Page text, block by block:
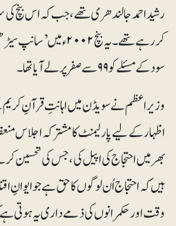
رشید احمد جالندھری تھے، جب کہ اس بنچ کی
کر رہے تھے۔یہ بنچ
سود کے مسئلے کو ۹۹سے صفر پر لے آیاتھا۔
وزیر اعظم نے سویڈن میں اہانتِ قرآنِ
اظہار کے لیے پارلیمنٹ کا مشترکہ اجلاس
بھر میں احتجاج کی اپیل کی، جس کی تحسین
ہیں کہ احتجاج اُن لوگوں کا حق ہے جو ایوانِ
وقت اور حکمرانوں کی ذمے داری یہ ہوتی ہے